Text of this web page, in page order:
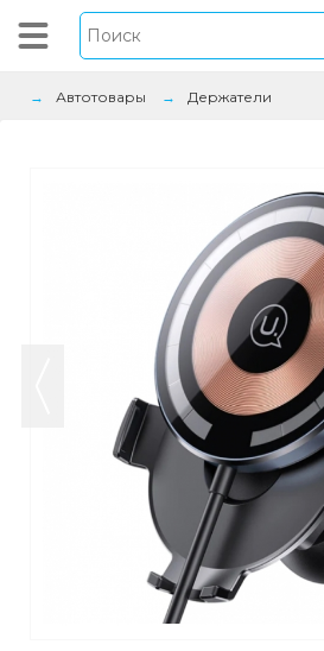
Автотовары Держатели